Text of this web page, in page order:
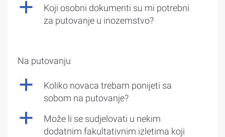
a
Koji osobni dokumenti su mi potrebni
za putovanje u inozemstvo?
Na putovanju
a
Koliko novaca trebam ponijeti sa
sobom na putovanje?
a
Može li se sudjelovati u nekim
dodatnim fakultativnim izletima koji